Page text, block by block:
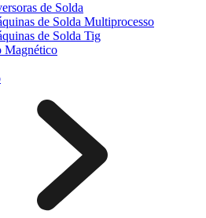
de Solda
de Solda Multiprocesso
de Solda Tig
Magnético